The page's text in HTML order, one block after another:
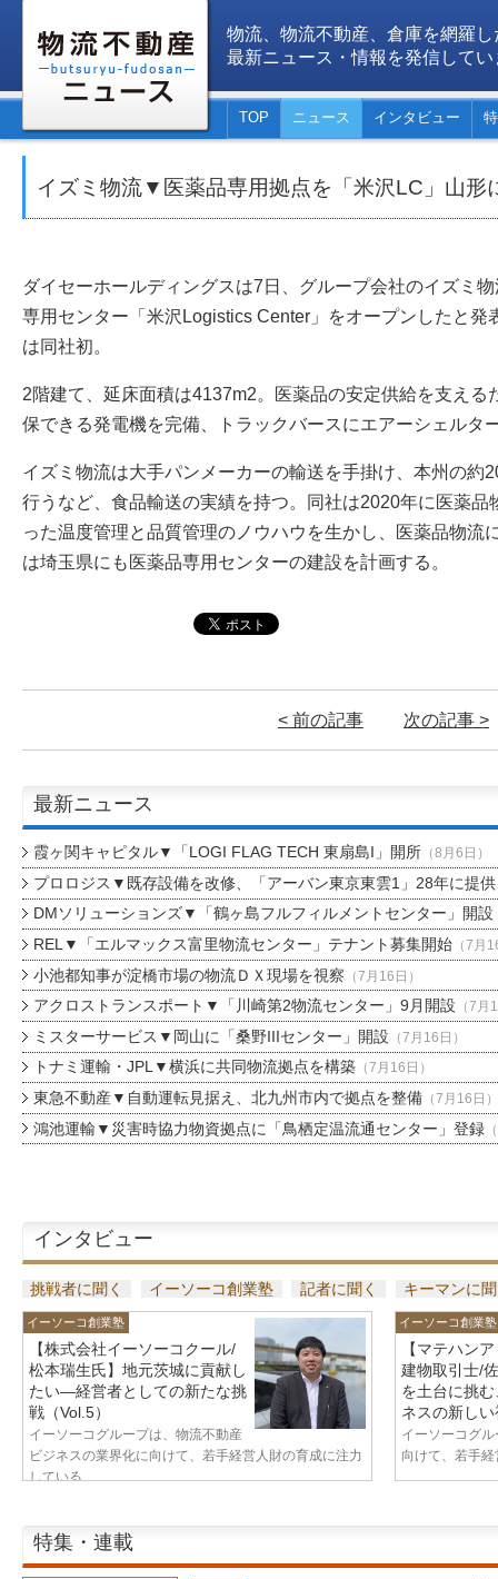
物流、物流不動産、倉庫を網羅し
最新ニュース・情報を発信してい
TOP ニュース インタビュー
イズミ物流▼医薬品専用拠点を「米沢LC」山形
ダイセーホールディングスは7日、グループ会社のイズミ
専用センター「米沢Logistics Center」をオープンしたと発
は同社初。
2階建て、延床面積は4137m2。医薬品の安定供給を支える
保できる発電機を完備、トラックバースにエアーシェルタ
イズミ物流は大手パンメーカーの輸送を手掛け、本州の約
行うなど、食品輸送の実績を持つ。同社は2020年に医薬品
った温度管理と品質管理のノウハウを生かし、医薬品物流
は埼玉県にも医薬品専用センターの建設を計画する。
< 前の記事 次の記事 >
最新ニュース
霞ヶ関キャピタル▼「LOGI FLAG TECH 東扇島I」開所（8月6日）
プロロジス▼既存設備を改修、「アーバン東京東雲1」28年に提供
DMソリューションズ▼「鶴ヶ島フルフィルメントセンター」開設
REL▼「エルマックス富里物流センター」テナント募集開始（7月
小池都知事が淀橋市場の物流ＤＸ現場を視察 （7月16日）
アクロストランスポート▼「川崎第2物流センター」9月開設 （7月
ミスターサービス▼岡山に「桑野IIIセンター」開設 （7月16日）
トナミ運輸・JPL▼横浜に共同物流拠点を構築（7月16日）
東急不動産▼自動運転見据え、北九州市内で拠点を整備（7月16日）
鴻池運輸▼災害時協力物資拠点に「鳥栖定温流通センター」登録
インタビュー
挑戦者に聞く イーソーコ創業塾 記者に聞く キーマンに
イーソーコ創業塾
【株式会社イーソーコクール/
松本瑞生氏】地元茨城に貢献し
たい—経営者としての新たな挑
戦（Vol.5）
イーソーコグループは、物流不動産
ビジネスの業界化に向けて、若手経営人財の育成に注力
している...
イーソーコ創業塾
【マテハン
建物取引士/
を土台に挑
ネスの新し
イーソーコグ
向けて、若手
特集・連載